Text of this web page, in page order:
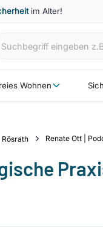
im Alter!
Wohnen
Rösrath Renate Ott |